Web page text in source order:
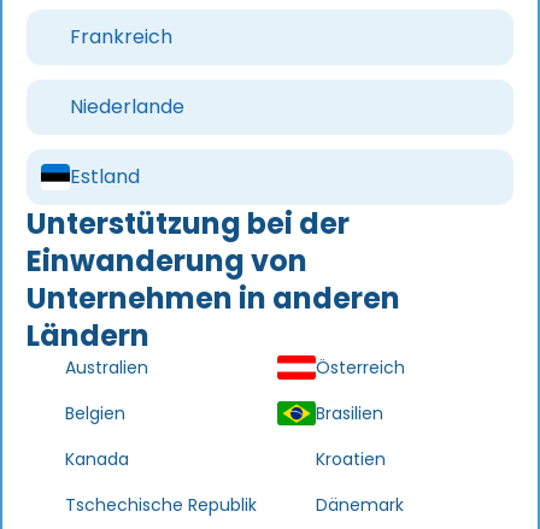
Frankreich
Niederlande
Estland
Unterstützung bei der
Einwanderung von
Unternehmen in anderen
Ländern
Australien
Österreich
Belgien
Brasilien
Kanada
Kroatien
Tschechische Republik
Dänemark